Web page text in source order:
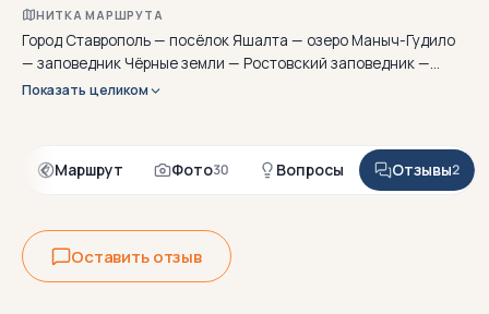
НИТКА МАРШРУТА
Город Ставрополь — посёлок Яшалта — озеро Маныч-Гудило
— заповедник Чёрные земли — Ростовский заповедник —
город Элиста — город Ставрополь
Показать целиком
Маршрут Фото30 Вопросы Отзывы2
Оставить отзыв